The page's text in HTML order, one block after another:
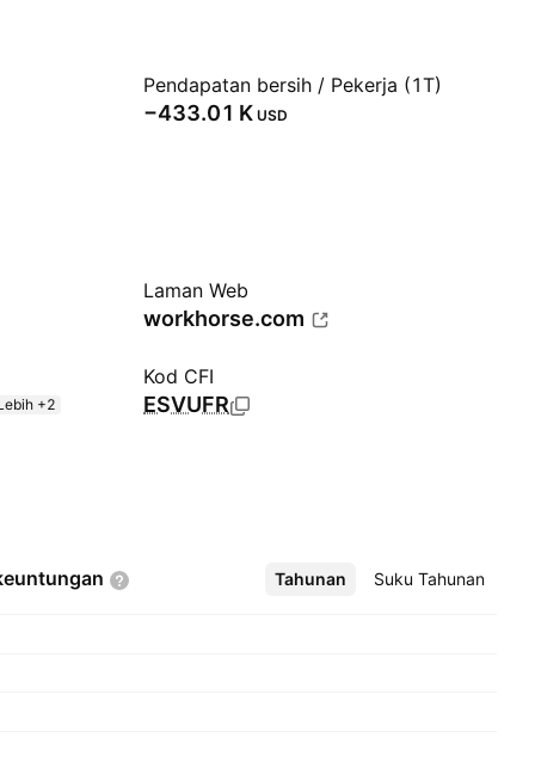
Pendapatan bersih / Pekerja (1T)
‪−433.01 K‬ USD
Laman Web
workhorse.com
+2
Kod CFI
ESVUFR
Tahunan Suku Tahunan
Lebih